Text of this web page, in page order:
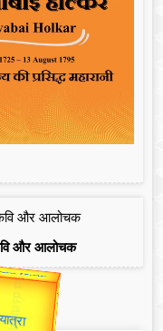
और आलोचक
उप प्रधानमंत्री
Valentine'sRate unTV Special